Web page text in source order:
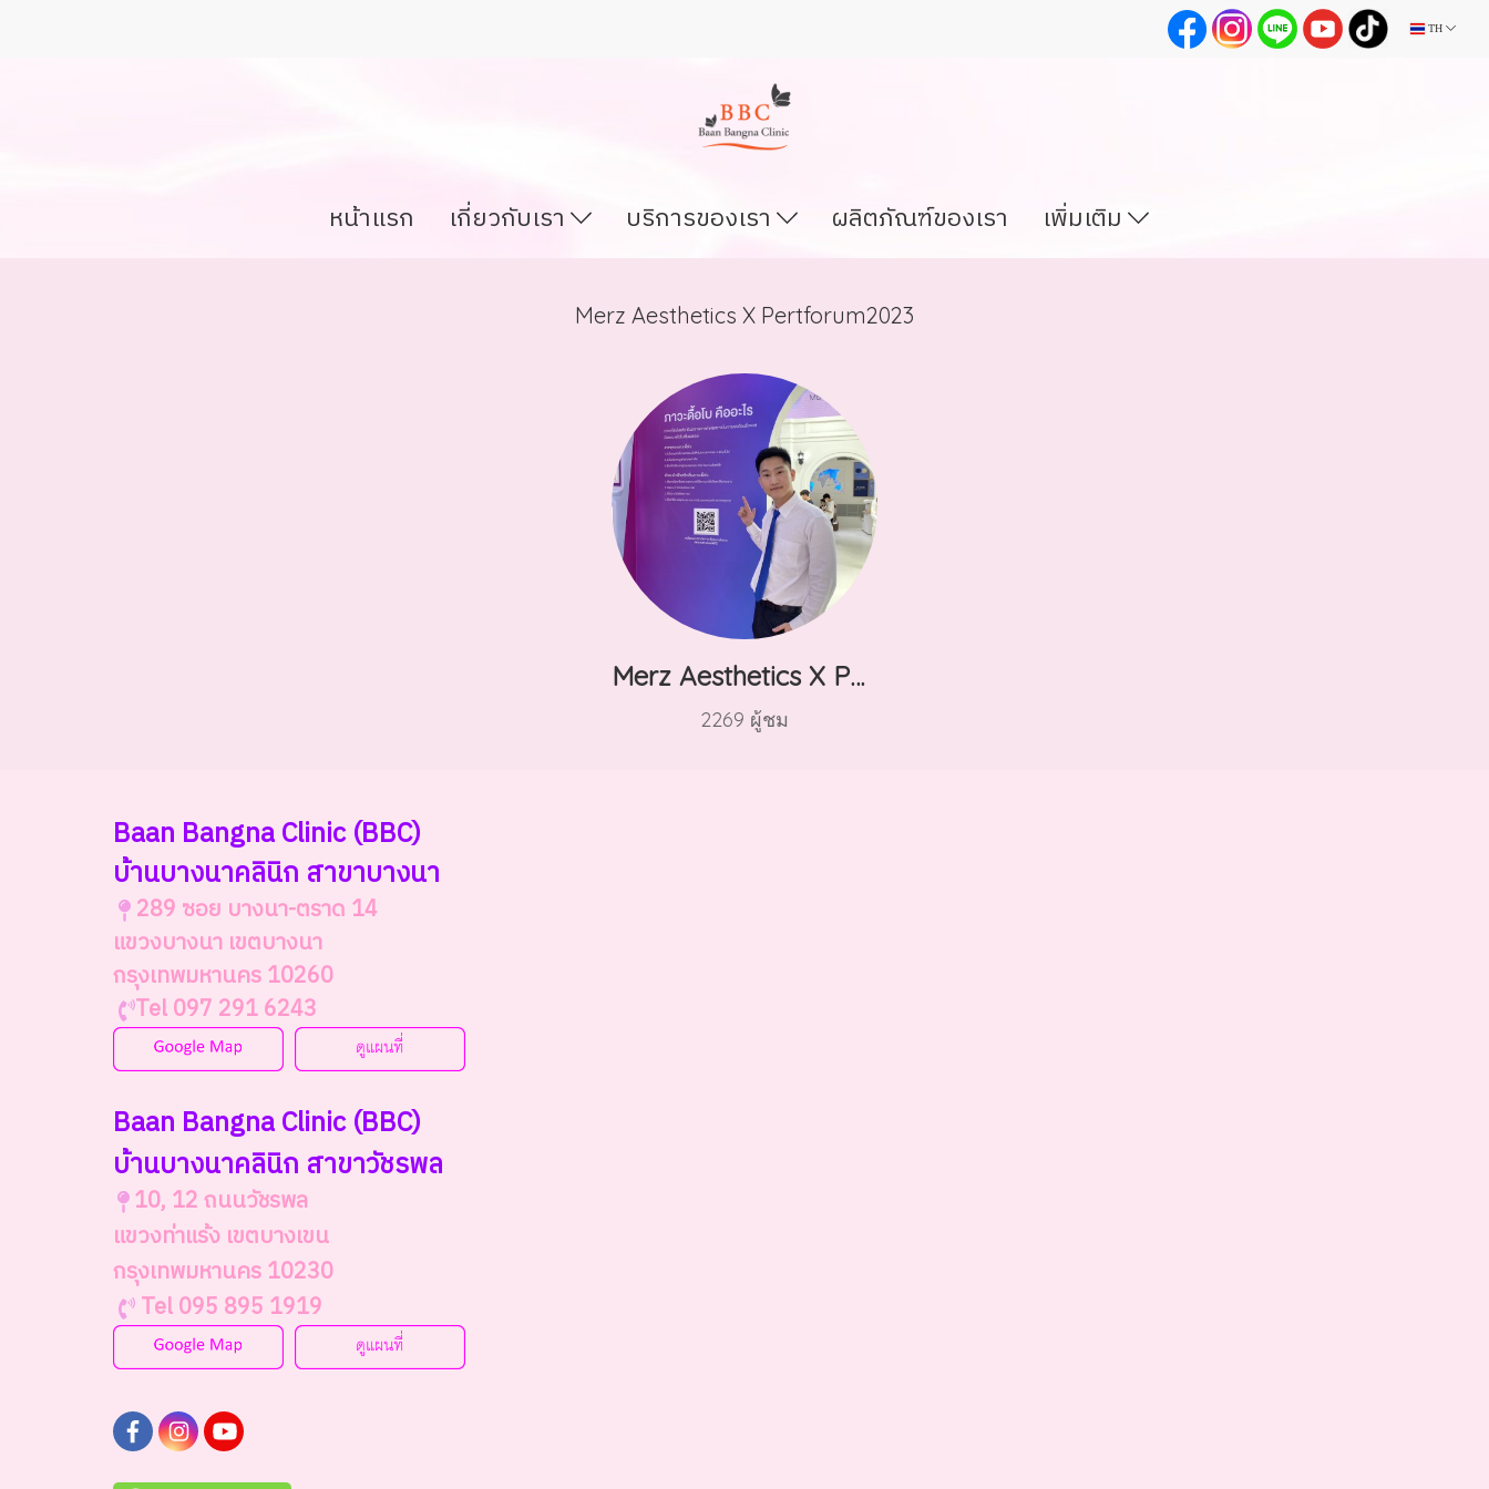
TH
หน้าแรก เกี่ยวกับเรา บริการของเรา ผลิตภัณฑ์ของเรา เพิ่มเติม
Merz Aesthetics X Pertforum2023
Merz Aesthetics X Pertforum2023
2269 ผู้ชม
Baan Bangna Clinic(BBC)
บ้านบางนาคลินิก สาขาบางนา
289 ซอย บางนา-ตราด 14
แขวงบางนา เขตบางนา
กรุงเทพมหานคร 10260
Tel 097 291 6243
Baan Bangna Clinic (BBC)
บ้านบางนาคลินิก สาขาวัชรพล
10, 12 ถนนวัชรพล
แขวงท่าแร้ง เขตบางเขน
กรุงเทพมหานคร 10230
Tel 095 895 1919